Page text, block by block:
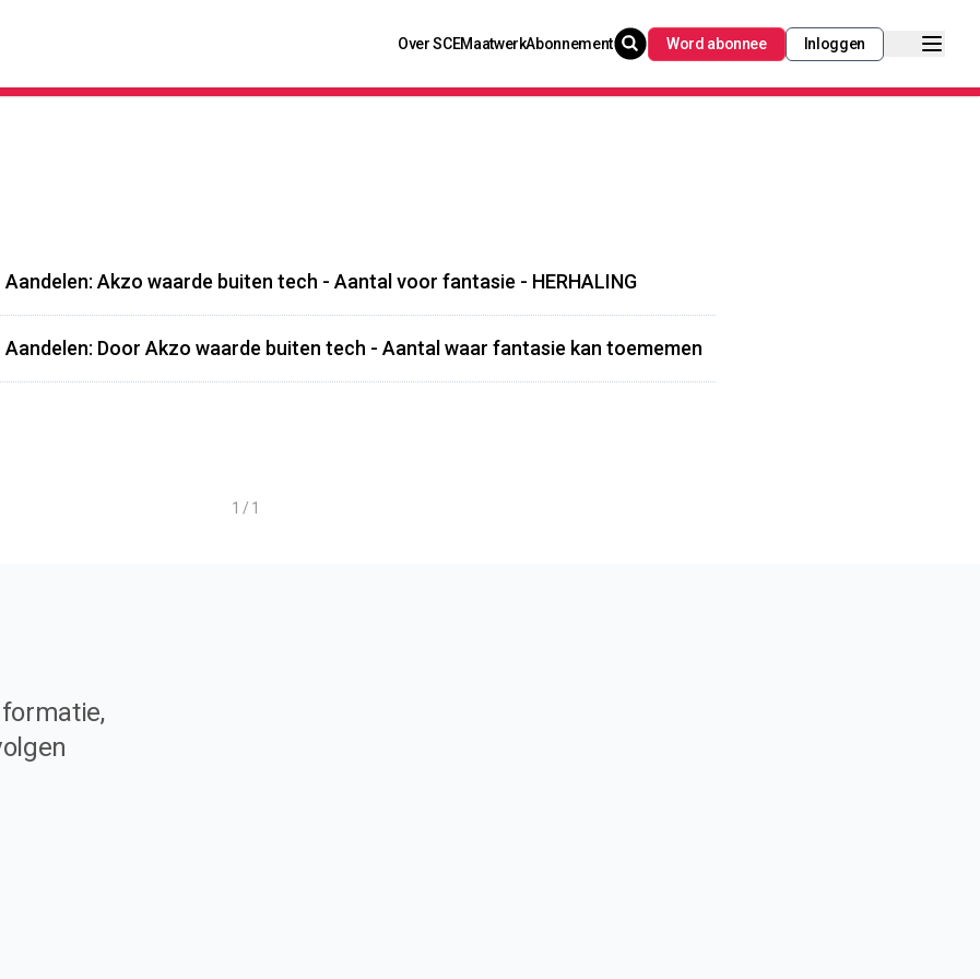
Over SCEMaatwerkAbonnement Word abonnee Inloggen
Aandelen: Akzo waarde buiten tech - Aantal voor fantasie - HERHALING
Aandelen: Door Akzo waarde buiten tech - Aantal waar fantasie kan toememen
1 / 1